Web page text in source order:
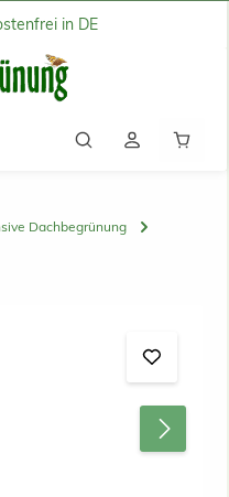
in DE
Dachbegrünung